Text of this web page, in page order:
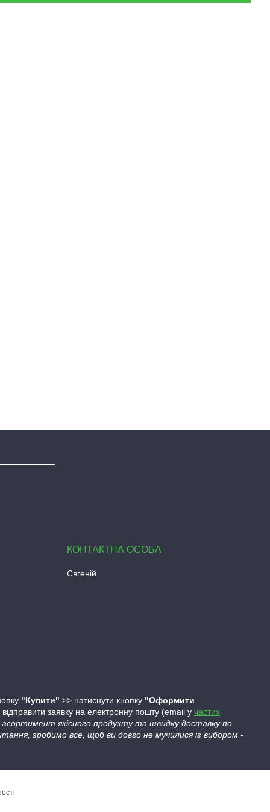
Євгеній
"Купити" >> натиснути кнопку "Оформити
заявку на електронну пошту (email у частих
якісного продукту та швидку доставку по
зробимо все, щоб ви довго не мучилися із вибором -